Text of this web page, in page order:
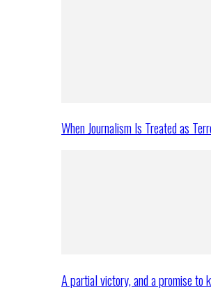
When Journalism Is Treated as
A partial victory, and a promise to